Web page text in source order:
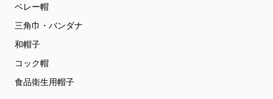
ベレー帽
三角巾・バンダナ
和帽子
コック帽
食品衛生用帽子